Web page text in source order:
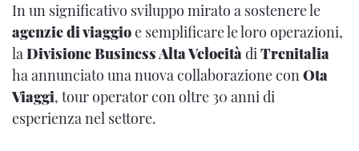
In un significativo sviluppo mirato a sostenere le
agenzie di viaggioe semplificare le loro operazioni,
laDivisione Business Alta VelocitàdiTrenitalia
ha annunciato una nuova collaborazione conOta
Viaggi, tour operator con oltre 30 anni di
esperienza nel settore.